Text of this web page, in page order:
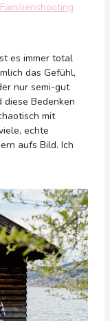
es immer total
das Gefühl,
nur semi-gut
diese Bedenken
mit
echte
aufs Bild. Ich